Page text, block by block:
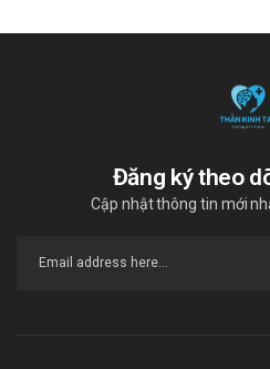
Đăng ký theo
Cập nhật thông tin mới